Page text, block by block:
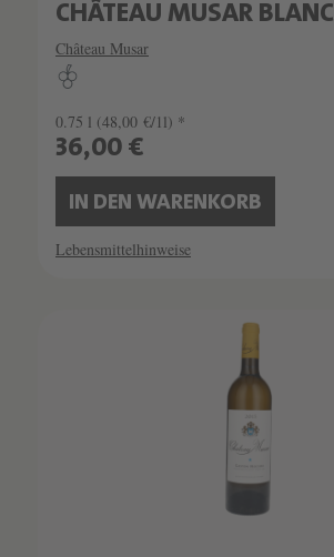
CHÂTEAU MUSAR BLANC
Château Musar
0.75 l (48,00 €/1l) *
36,00 €
IN DEN WARENKORB
Lebensmittelhinweise